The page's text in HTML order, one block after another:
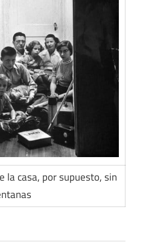
la casa, por supuesto, sin